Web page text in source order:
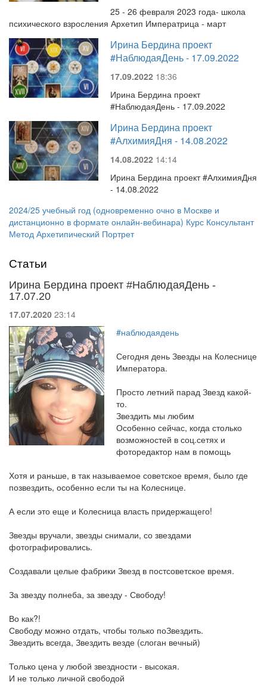
25 - 26 февраля 2023 года- школа
психического взросления Архетип Императрица - март
Ирина Бердина проект
#НаблюдаяДень - 17.09.2022
17.09.2022 18:36
Ирина Бердина проект
#НаблюдаяДень - 17.09.2022
Ирина Бердина проект
#АлхимияДня - 14.08.2022
14.08.2022 14:14
Ирина Бердина проект #АлхимияДня
- 14.08.2022
2024/25 учебный год (одновременно очно в Москве и
дистанционно в формате онлайн-вебинара) Курс Консультант
Метод Архетипический Портрет
Статьи
Ирина Бердина проект #НаблюдаяДень -
17.07.20
17.07.2020 23:14
#наблюдаядень
Сегодня день Звезды на Колеснице
Императора.
Просто летний парад Звезд какой-
то.
Звездить мы любим
Особенно сейчас, когда столько
возможностей в соц.сетях и
фоторедактор нам в помощь
Хотя и раньше, в так называемое советское время, было где
позвездить, особенно если ты на Колеснице.
А если это еще и Колесница власть придержащего!
Звезды вручали, звезды снимали, со звездами
фотографировались.
Создавали целые фабрики Звезд в постсоветское время.
За звезду полнеба, за звезду - Свободу!
Во как?!
Свободу можно отдать, чтобы только поЗвездить.
Звездить всегда, Звездить везде (слоган вечный)
Только цена у любой звездности - высокая.
И не только личной свободой